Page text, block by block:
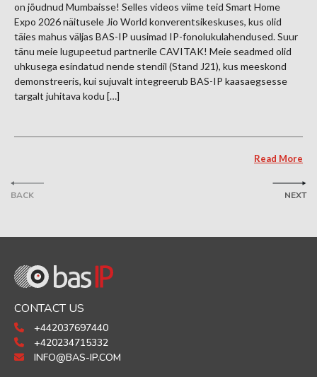
BACK
on jõudnud Mumbaisse! Selles videos viime teid Smart Home
Expo 2026 näitusele Jio World konverentsikeskuses, kus olid
täies mahus väljas BAS-IP uusimad IP-fonolukulahendused. Suur
tänu meie lugupeetud partnerile CAVITAK! Meie seadmed olid
uhkusega esindatud nende stendil (Stand J21), kus meeskond
demonstreeris, kui sujuvalt integreerub BAS-IP kaasaegsesse
targalt juhitava kodu […]
Read More
NEXT
CONTACT US
+442037697440
+420234715332
INFO@BAS-IP.COM